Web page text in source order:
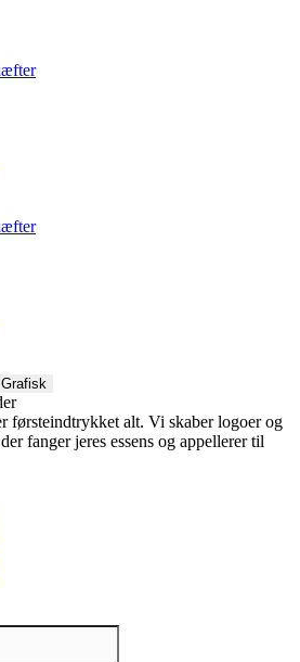
førsteindtrykket alt. Vi skaber logoer og
fanger jeres essens og appellerer til